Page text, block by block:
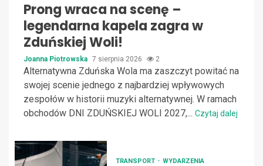
Prong wraca na scenę –
legendarna kapela zagra w
Zduńskiej Woli!
Joanna Piotrowska 7 sierpnia 2026 2
Alternatywna Zduńska Wola ma zaszczyt powitać na
swojej scenie jednego z najbardziej wpływowych
zespołów w historii muzyki alternatywnej. W ramach
obchodów DNI ZDUŃSKIEJ WOLI 2027,... Czytaj dalej
TRANSPORT WYDARZENIA